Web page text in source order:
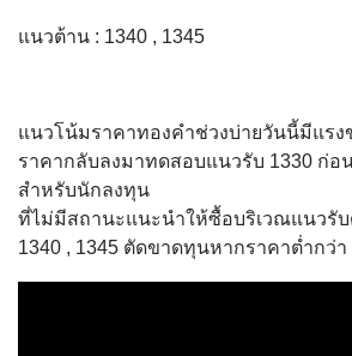
แนวต้าน : 1340 , 1345
แนวโน้มราคาทองคำช่วงบ่ายวันนี้มีแรง
ราคากลับลงมาทดสอบแนวรับ 1330 ก่อ
สำหรับนักลงทุน
ที่ไม่มีสถานะแนะนำให้ซื้อบริเวณแนวรับ
1340 , 1345 ตัดขาดทุนหากราคาต่ำกว่า